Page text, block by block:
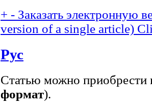
+ - Заказать электронную
version of a single article)
Рус
Статью можно приобрести
формат).